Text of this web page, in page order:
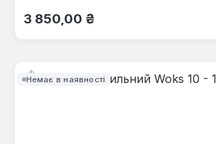
Звичайна ціна:
3 850,00 ₴
Немає в наявності